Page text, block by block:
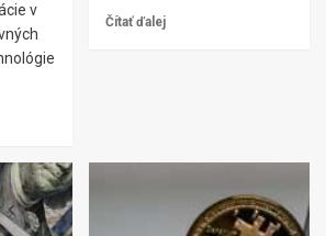
v
Čítať ďalej